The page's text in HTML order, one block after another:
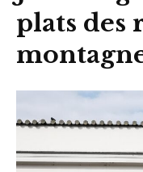
plats des